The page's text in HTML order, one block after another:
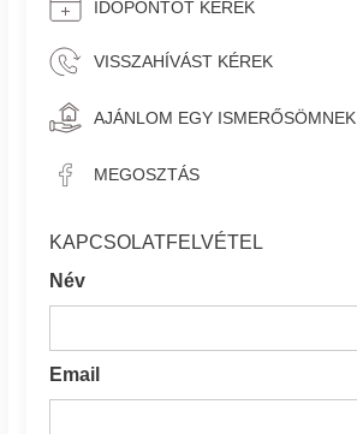
IDŐPONTOT KÉREK
VISSZAHÍVÁST KÉREK
AJÁNLOM EGY ISMERŐSÖMNEK
MEGOSZTÁS
KAPCSOLATFELVÉTEL
Név
Email